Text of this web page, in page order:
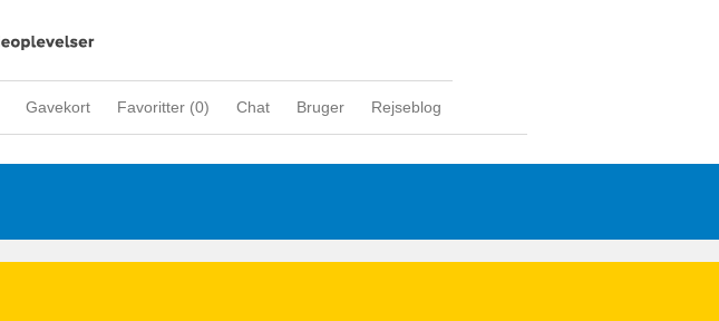
Gavekort Favoritter (0) Chat Bruger Rejseblog